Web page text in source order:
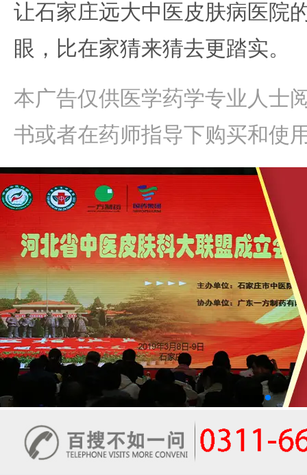
让石家庄远大中医皮肤病医院
眼，比在家猜来猜去更踏实。
本广告仅供医学药学专业人士
书或者在药师指导下购买和使